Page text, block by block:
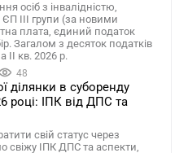
осіб з інвалідністю,
ІІІ групи (за новими
плата, єдиний податок
Загалом з десяток податків
ІI кв. 2026 р.
48
ділянки в суборенду
році: ІПК від ДПС та
свій статус через
свіжу ІПК ДПС та аспекти,